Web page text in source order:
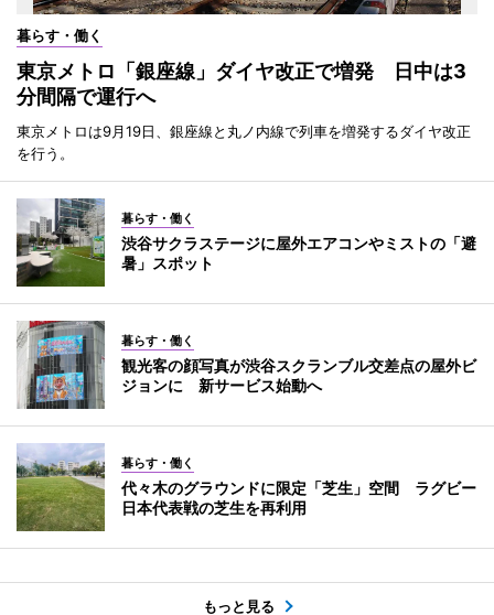
暮らす・働く
東京メトロ「銀座線」ダイヤ改正で増発 日中は3
分間隔で運行へ
東京メトロは9月19日、銀座線と丸ノ内線で列車を増発するダイヤ改正
を行う。
暮らす・働く
渋谷サクラステージに屋外エアコンやミストの「避
暑」スポット
暮らす・働く
観光客の顔写真が渋谷スクランブル交差点の屋外ビ
ジョンに 新サービス始動へ
暮らす・働く
代々木のグラウンドに限定「芝生」空間 ラグビー
日本代表戦の芝生を再利用
もっと見る